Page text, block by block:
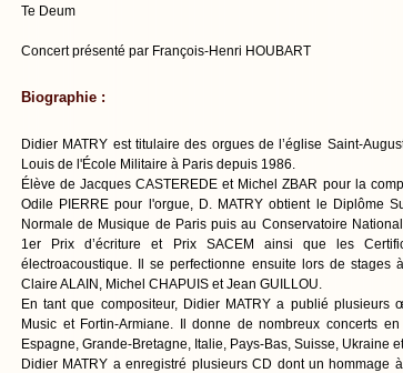
Te Deum
Concert présenté par François-Henri HOUBART
Biographie :
Didier MATRY est titulaire des orgues de l’église Saint-
Louis de l'École Militaire à Paris depuis 1986.
Élève de Jacques CASTEREDE et Michel ZBAR pour la
Odile PIERRE pour l'orgue, D. MATRY obtient le Diplôme
Normale de Musique de Paris puis au Conservatoire
1er Prix d’écriture et Prix SACEM ainsi que les
électroacoustique. Il se perfectionne ensuite lors de stages
Claire ALAIN, Michel CHAPUIS et Jean GUILLOU.
En tant que compositeur, Didier MATRY a publié plusieurs
Music et Fortin-Armiane. Il donne de nombreux concerts
Espagne, Grande-Bretagne, Italie, Pays-Bas, Suisse, Ukraine
Didier MATRY a enregistré plusieurs CD dont un hommage